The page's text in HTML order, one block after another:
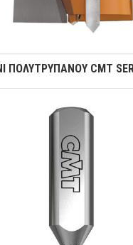
ΠΟΛΥΤΡΥΠΑΝΟΥ CMT